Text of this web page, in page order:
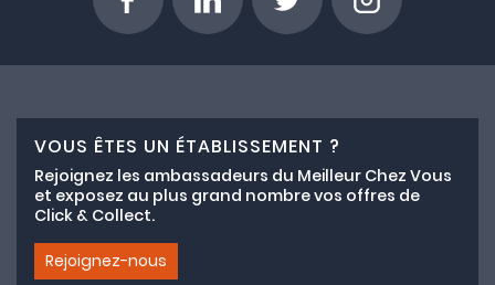
VOUS ÊTES UN ÉTABLISSEMENT ?
Rejoignez les ambassadeurs du Meilleur Chez Vous
et exposez au plus grand nombre vos offres de
Click & Collect.
Rejoignez-nous